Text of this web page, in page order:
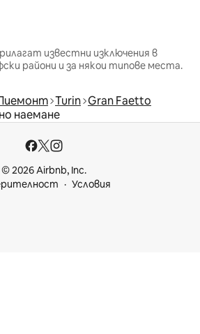
известни изключения в
райони и за някои типове места.
Turin Gran Faetto
наемане
© 2026 Airbnb, Inc.
Условия